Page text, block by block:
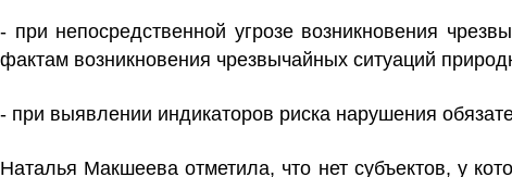
- при непосредственной угрозе возникновения
фактам возникновения чрезвычайных ситуаций
- при выявлении индикаторов риска нарушения
Наталья Макшеева отметила, что нет субъектов, у